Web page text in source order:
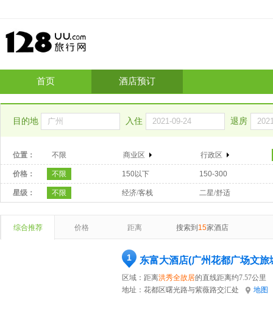
首页 酒店预订
目的地 入住 退房
位置： 不限 商业区 行政区
价格： 不限 150以下 150-300
星级： 不限 经济/客栈 二星/舒适
综合推荐 价格 距离 搜索到 15家酒店
1 东富大酒店(广州花都广场文旅
区域：距离洪秀全故居的直线距离约7.57公里
地址： 花都区曙光路与紫薇路交汇处 地图